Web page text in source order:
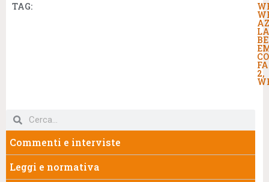
TAG:
2,
Commenti e interviste
Leggi e normativa